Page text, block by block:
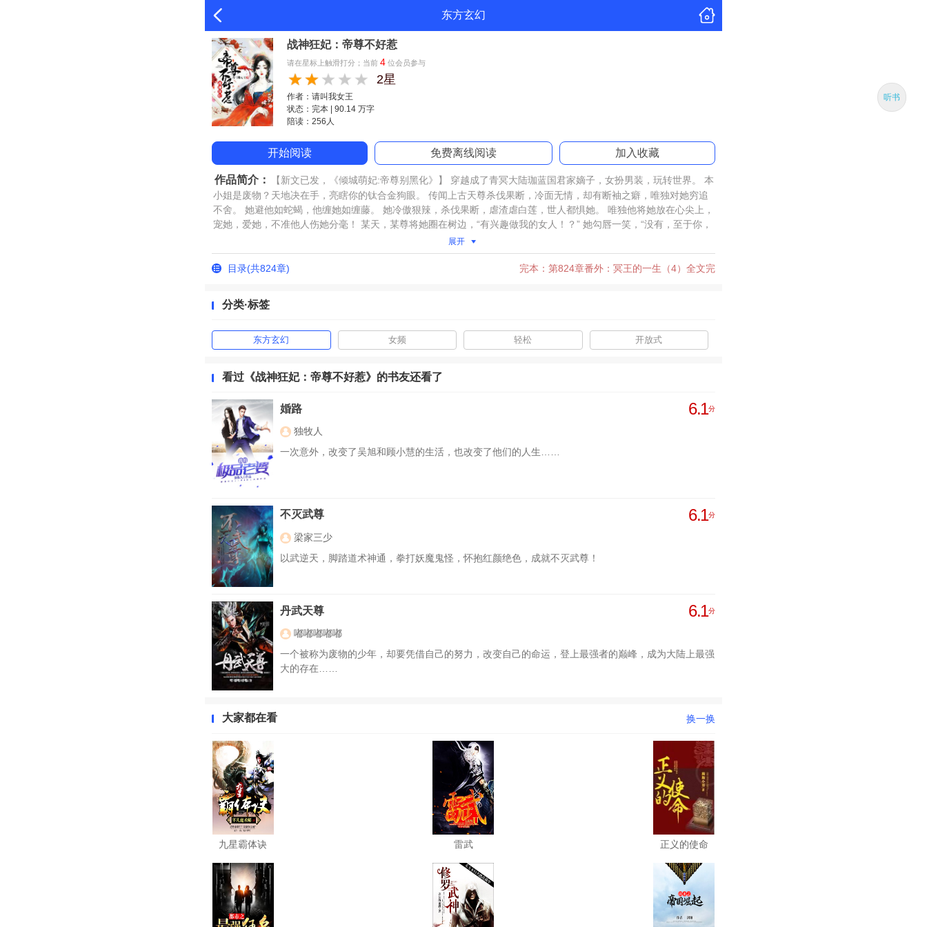
东方玄幻
战神狂妃：帝尊不好惹
请在星标上触滑打分；当前 4 位会员参与
2星
作者：请叫我女王
状态：完本 | 90.14 万字
陪读：256人
开始阅读 免费离线阅读 加入收藏
作品简介：
【新文已发，《倾城萌妃:帝尊别黑化》】 穿越成了青冥大陆珈蓝国君家嫡子，女扮男装，玩转世界。 本
小姐是废物？天地决在手，亮瞎你的钛合金狗眼。 传闻上古天尊杀伐果断，冷面无情，却有断袖之癖，唯独对她穷追
不舍。 她避他如蛇蝎，他缠她如缠藤。 她冷傲狠辣，杀伐果断，虐渣虐白莲，世人都惧她。 唯独他将她放在心尖上，
宠她，爱她，不准他人伤她分毫！ 某天，某尊将她圈在树边，“有兴趣做我的女人！？” 她勾唇一笑，“没有，至于你，
展开
目录(共824章) 完本：第824章番外：冥王的一生（4）全文完
分类·标签
东方玄幻 女频 轻松 开放式
看过《战神狂妃：帝尊不好惹》的书友还看了
婚路 6.1分
独牧人
一次意外，改变了吴旭和顾小慧的生活，也改变了他们的人生……
不灭武尊 6.1分
梁家三少
以武逆天，脚踏道术神通，拳打妖魔鬼怪，怀抱红颜绝色，成就不灭武尊！
丹武天尊 6.1分
嘟嘟嘟嘟嘟
一个被称为废物的少年，却要凭借自己的努力，改变自己的命运，登上最强者的巅峰，成为大陆上最强
大的存在……
大家都在看 换一换
九星霸体诀 雷武 正义的使命
听书